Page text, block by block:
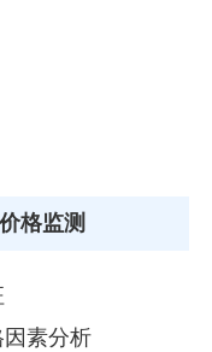
格监测
素分析